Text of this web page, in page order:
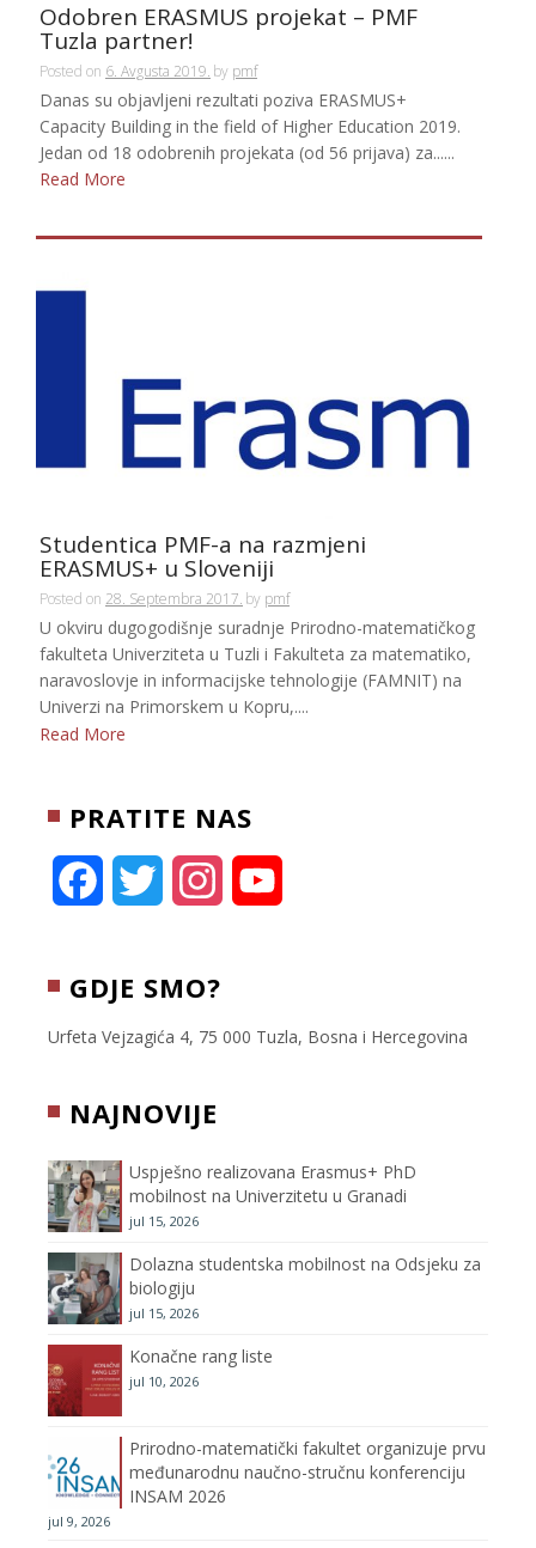
Odobren ERASMUS projekat – PMF
Tuzla partner!
Posted on 6. Avgusta 2019. by pmf
Danas su objavljeni rezultati poziva ERASMUS+
Capacity Building in the field of Higher Education 2019.
Jedan od 18 odobrenih projekata (od 56 prijava) za......
Read More
Studentica PMF-a na razmjeni
ERASMUS+ u Sloveniji
Posted on 28. Septembra 2017. by pmf
U okviru dugogodišnje suradnje Prirodno-matematičkog
fakulteta Univerziteta u Tuzli i Fakulteta za matematiko,
naravoslovje in informacijske tehnologije (FAMNIT) na
Univerzi na Primorskem u Kopru,....
Read More
PRATITE NAS
c
e
o
o
k
i
t
e
r
t
r
T
e
e
GDJE SMO?
Urfeta Vejzagića 4, 75 000 Tuzla, Bosna i Hercegovina
NAJNOVIJE
Uspješno realizovana Erasmus+ PhD
mobilnost na Univerzitetu u Granadi
jul 15, 2026
Dolazna studentska mobilnost na Odsjeku za
biologiju
jul 15, 2026
Konačne rang liste
jul 10, 2026
Prirodno-matematički fakultet organizuje prvu
međunarodnu naučno-stručnu konferenciju
INSAM 2026
jul 9, 2026